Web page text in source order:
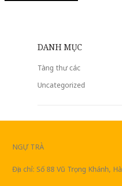
DANH MỤC
Tàng thư các
Uncategorized
NGỰ TRÀ
Địa chỉ: Số 88 Vũ Trọng Khánh,